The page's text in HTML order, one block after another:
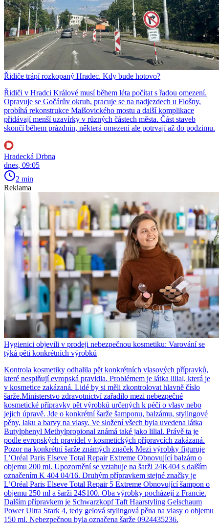
Řidiče trápí rozkopaný Hradec. Kdy bude hotovo?
Řidiči v Hradci Králové musí během léta počítat s řadou omezení.
Opravuje se Gočárův okruh, pracuje se na nadjezdech u Flošny,
probíhá rekonstrukce Malšovického mostu a další komplikace
přidávají menší uzavírky v různých částech města. Část staveb
skončí během prázdnin, některá omezení ale potrvají až do podzimu.
Hradecká Drbna
dnes, 09:05
2 min
Reklama
Hygienici objevili v prodeji nebezpečnou kosmetiku: Varování se
týká pěti konkrétních výrobků
Kontrola kosmetiky odhalila pět konkrétních vlasových přípravků,
které nesplňují evropská pravidla. Problémem je látka lilial, která je
v kosmetice zakázaná. Lidé by si měli zkontrolovat hlavně číslo
šarže.Ministerstvo zdravotnictví zařadilo mezi nebezpečné
kosmetické přípravky pět výrobků určených k péči o vlasy nebo
jejich úpravě. Jde o konkrétní šarže šamponu, balzámu, stylingové
pěny, laku a barvy na vlasy. Ve složení všech byla uvedena látka
Butylphenyl Methylpropional známá také jako lilial. Právě ta je
podle evropských pravidel v kosmetických přípravcích zakázaná.
Pozor na konkrétní šarže známých značek Mezi výrobky figuruje
L’Oréal Paris Elseve Total Repair Extreme Obnovující balzám o
objemu 200 ml. Upozornění se vztahuje na šarži 24K404 s dalším
označením K 404 04/16. Druhým přípravkem stejné značky je
L’Oréal Paris Elseve Total Repair 5 Extreme Obnovující šampon o
objemu 250 ml a šarži 24S100. Oba výrobky pocházejí z Francie.
Dalším přípravkem je Schwarzkopf Taft Haarstyling Gelschaum
Power Ultra Stark 4, tedy gelová stylingová pěna na vlasy o objemu
150 ml. Nebezpečnou byla označena šarže 0924435236.